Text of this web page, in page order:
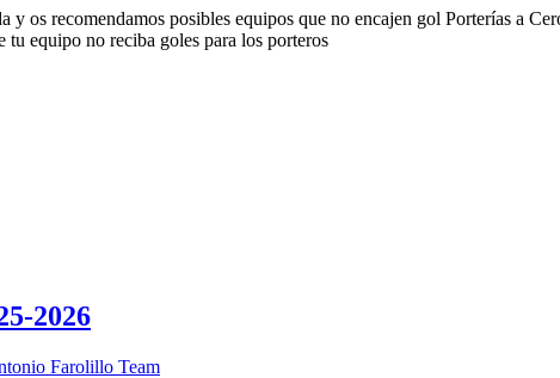
os recomendamos posibles equipos que no encajen gol Porterías a
tu equipo no reciba goles para los porteros
2026
Farolillo Team